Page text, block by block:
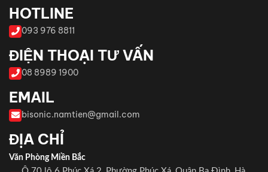
HOTLINE
093 976 8811
ĐIỆN THOẠI TƯ VẤN
08 8989 1900
EMAIL
bisonic.namtien@gmail.com
ĐỊA CHỈ
Văn Phòng Miền Bắc